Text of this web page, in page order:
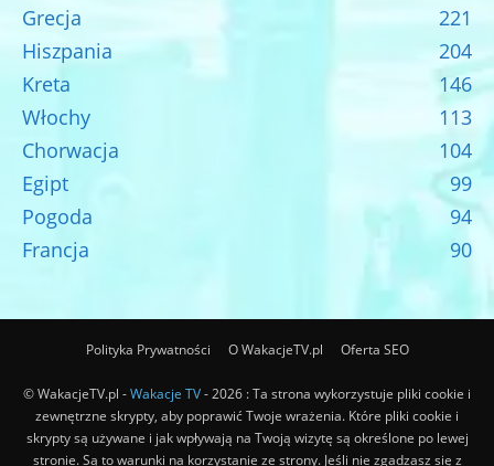
Grecja
221
Hiszpania
204
Kreta
146
Włochy
113
Chorwacja
104
Egipt
99
Pogoda
94
Francja
90
Polityka Prywatności O WakacjeTV.pl Oferta SEO
© WakacjeTV.pl -Wakacje TV- 2026 : Ta strona wykorzystuje pliki cookie i
zewnętrzne skrypty, aby poprawić Twoje wrażenia. Które pliki cookie i
skrypty są używane i jak wpływają na Twoją wizytę są określone po lewej
stronie. Są to warunki na korzystanie ze strony. Jeśli nie zgadzasz się z